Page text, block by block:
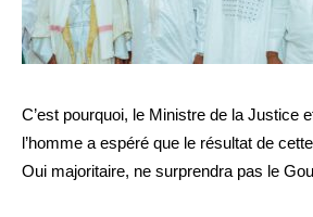
C’est pourquoi, le Ministre de la Justice
l’homme a espéré que le résultat de
Oui majoritaire, ne surprendra pas le